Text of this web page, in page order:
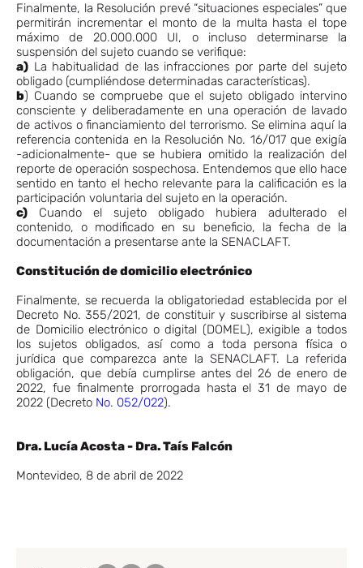
Finalmente, la Resolución prevé “situaciones especiales” que
permitirán incrementar el monto de la multa hasta el tope
máximo de 20.000.000 UI, o incluso determinarse la
suspensión del sujeto cuando se verifique:
a) La habitualidad de las infracciones por parte del sujeto
obligado (cumpliéndose determinadas características).
b) Cuando se compruebe que el sujeto obligado intervino
consciente y deliberadamente en una operación de lavado
de activos o financiamiento del terrorismo. Se elimina aquí la
referencia contenida en la Resolución No. 16/017 que exigía
-adicionalmente- que se hubiera omitido la realización del
reporte de operación sospechosa. Entendemos que ello hace
sentido en tanto el hecho relevante para la calificación es la
participación voluntaria del sujeto en la operación.
c) Cuando el sujeto obligado hubiera adulterado el
contenido, o modificado en su beneficio, la fecha de la
documentación a presentarse ante la SENACLAFT.
Constitución de domicilio electrónico
Finalmente, se recuerda la obligatoriedad establecida por el
Decreto No. 355/2021, de constituir y suscribirse al sistema
de Domicilio electrónico o digital (DOMEL), exigible a todos
los sujetos obligados, así como a toda persona física o
jurídica que comparezca ante la SENACLAFT. La referida
obligación, que debía cumplirse antes del 26 de enero de
2022, fue finalmente prorrogada hasta el 31 de mayo de
2022 (Decreto No. 052/022).
Dra. Lucía Acosta - Dra. Taís Falcón
Montevideo, 8 de abril de 2022